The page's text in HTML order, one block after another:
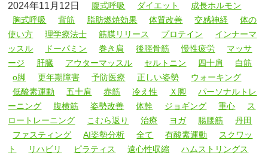
2024年11月12日 腹式呼吸 ダイエット
成長ホルモン
胸式呼吸
背筋 脂肪燃焼効果 体質改善 交感神経
体の
使い方
理学療法士 筋膜リリース プロテイン
インナーマ
ッスル
ドーパミン 巻き肩 後脛骨筋 慢性疲労
マッサ
ージ
肝臓 アウターマッスル セルトニン 四十肩
白筋
o脚
更年期障害 予防医療 正しい姿勢
ウォーキング
低酸素運動
五十肩 赤筋 冷え性 Ｘ脚
パーソナルトレ
ーニング
腹横筋 姿勢改善 体幹 ジョギング 重心
ス
ロートレーニング
こむら返り 治療 ヨガ 腸腰筋
丹田
ファスティング
AI姿勢分析 全て 有酸素運動
スクワッ
ト
リハビリ ピラティス 遠心性収縮
ハムストリングス